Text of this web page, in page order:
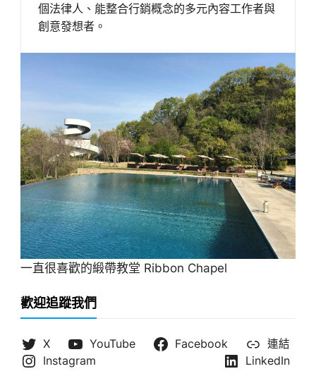
個法律人、能整合行銷概念的多元內容工作者與
創意發想者。
一直很喜歡的緞帶教堂 Ribbon Chapel
歡迎追蹤我們
X YouTube Facebook
連結
Instagram
LinkedIn